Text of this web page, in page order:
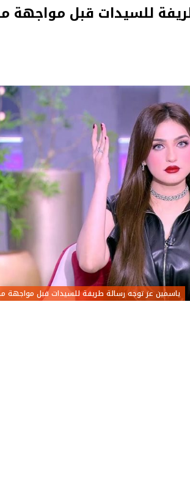
للسيدات قبل مواجهة
ياسمين عز توجه رسالة طريفة للسيدات قبل مواجهة